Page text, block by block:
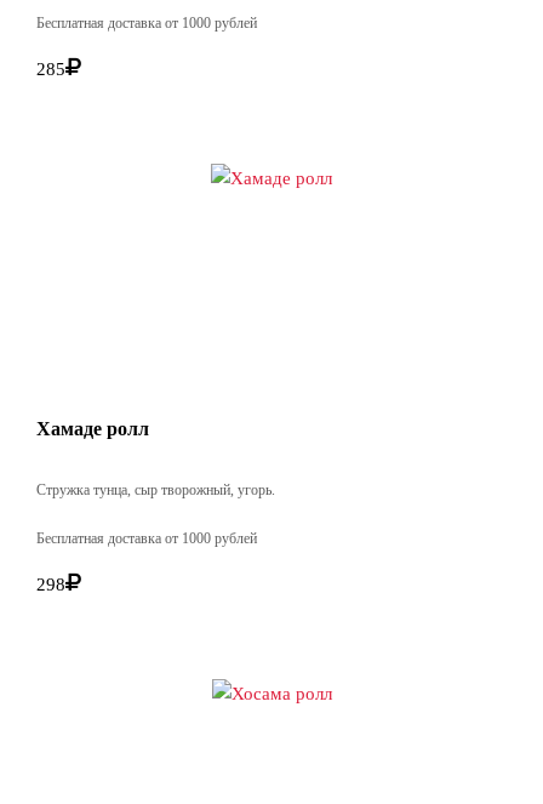
Бесплатная доставка от 1000 рублей
285
Хамаде ролл
Стружка тунца, сыр творожный, угорь.
Бесплатная доставка от 1000 рублей
298